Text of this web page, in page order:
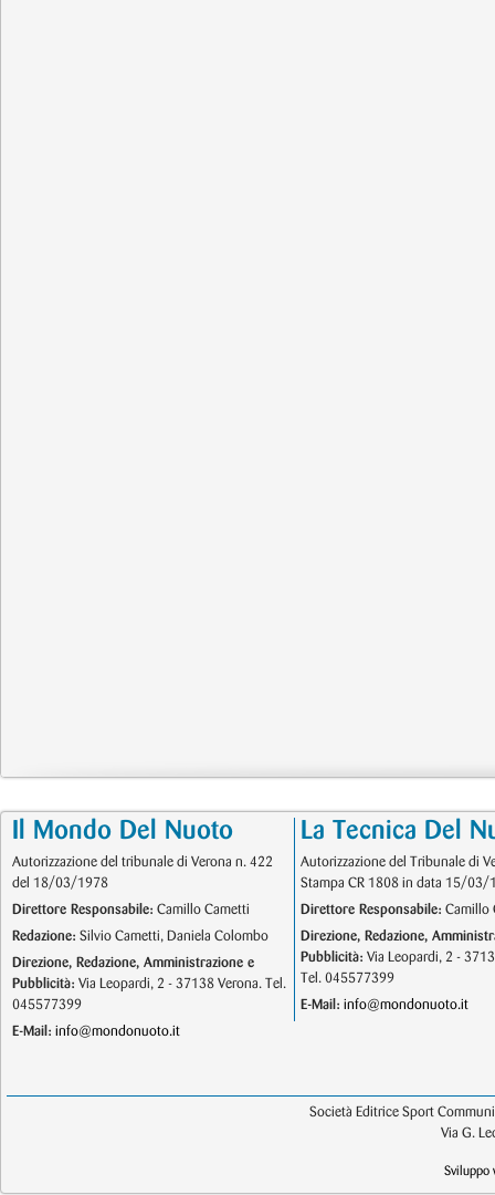
Il Mondo Del Nuoto
Autorizzazione del tribunale di Verona n. 422
del 18/03/1978
Direttore Responsabile: Camillo Cametti
Redazione: Silvio Cametti, Daniela Colombo
Direzione, Redazione, Amministrazione e
Pubblicità: Via Leopardi, 2 - 37138 Verona. Tel.
045577399
E-Mail: info@mondonuoto.it
La Tecnica Del
Autorizzazione del Tribunale di
Stampa CR 1808 in data 15/03/
Direttore Responsabile: Camillo
Direzione, Redazione,
Pubblicità: Via Leopardi, 2 -
Tel. 045577399
E-Mail: info@mondonuoto.it
Società Editrice Sport
Via G.
Sviluppo